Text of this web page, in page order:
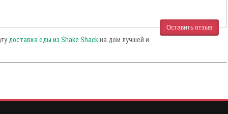
Оставить отзыв
доставка еды из Shake Shackна дом лучшей и